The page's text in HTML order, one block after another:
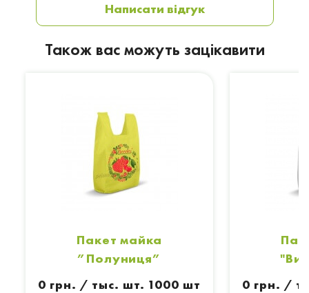
Написати відгук
Також вас можуть зацікавити
Пакет майка
”Полуниця”
0 грн. / тыс. шт. 1000 шт
0 грн. /